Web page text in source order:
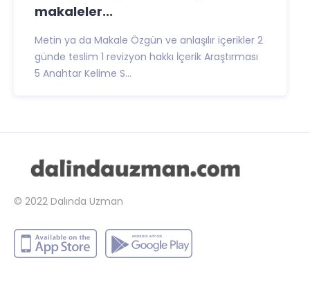
makaleler...
Metin ya da Makale Özgün ve anlaşılır içerikler 2
günde teslim 1 revizyon hakkı İçerik Araştırması
5 Anahtar Kelime S...
© 2022 Dalında Uzman